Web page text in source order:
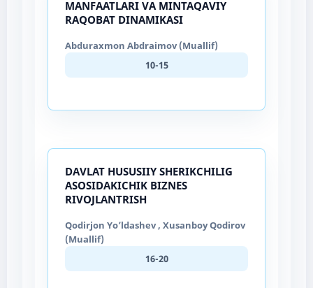
MANFAATLARI VA MINTAQAVIY
RAQOBAT DINAMIKASI
Abduraxmon Abdraimov (Muallif)
10-15
DAVLAT HUSUSIIY SHERIKCHILIG
ASOSIDAKICHIK BIZNES
RIVOJLANTRISH
Qodirjon Yo’ldashev , Xusanboy Qodirov
(Muallif)
16-20